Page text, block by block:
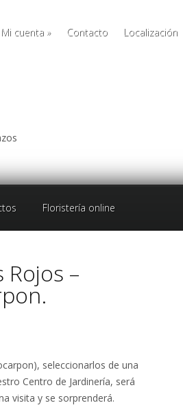
Mi cuenta » Contacto Localización
Floristería online
–
seleccionarlos de una
Centro de Jardinería, será
visita y se sorprenderá.